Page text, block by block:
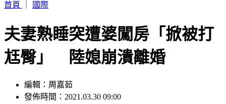
首頁
國際
夫妻熟睡突遭婆闖房「掀被打
尪臀」 陸媳崩潰離婚
編輯：周嘉茹
發佈時間：2021.03.30 09:00